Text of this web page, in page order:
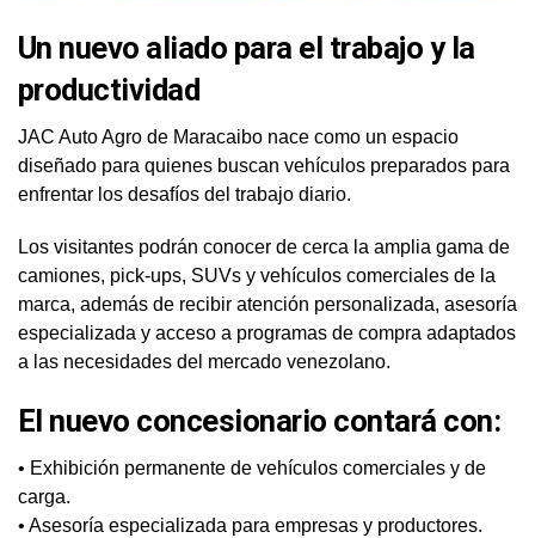
Un nuevo aliado para el trabajo y la
productividad
JAC Auto Agro de Maracaibo nace como un espacio
diseñado para quienes buscan vehículos preparados para
enfrentar los desafíos del trabajo diario.
Los visitantes podrán conocer de cerca la amplia gama de
camiones, pick-ups, SUVs y vehículos comerciales de la
marca, además de recibir atención personalizada, asesoría
especializada y acceso a programas de compra adaptados
a las necesidades del mercado venezolano.
El nuevo concesionario contará con:
• Exhibición permanente de vehículos comerciales y de
carga.
• Asesoría especializada para empresas y productores.